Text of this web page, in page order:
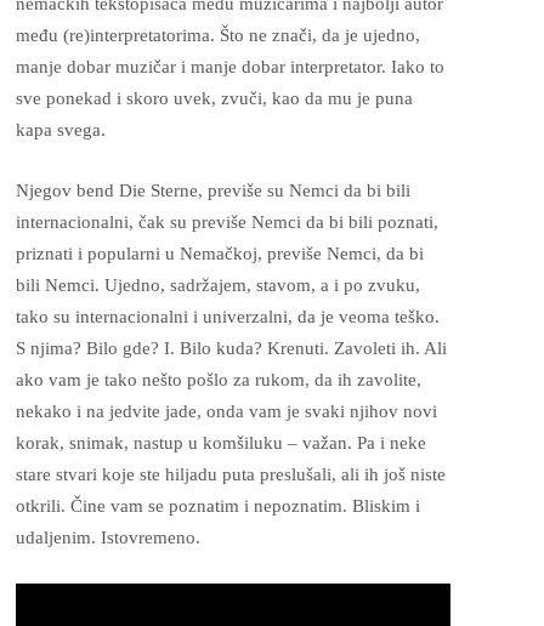
među (re)interpretatorima. Što ne znači, da je ujedno,
manje dobar muzičar i manje dobar interpretator. Iako to
sve ponekad i skoro uvek, zvuči, kao da mu je puna
kapa svega.
Njegov bend Die Sterne, previše su Nemci da bi bili
internacionalni, čak su previše Nemci da bi bili poznati,
priznati i popularni u Nemačkoj, previše Nemci, da bi
bili Nemci. Ujedno, sadržajem, stavom, a i po zvuku,
tako su internacionalni i univerzalni, da je veoma teško.
S njima? Bilo gde? I. Bilo kuda? Krenuti. Zavoleti ih. Ali
ako vam je tako nešto pošlo za rukom, da ih zavolite,
nekako i na jedvite jade, onda vam je svaki njihov novi
korak, snimak, nastup u komšiluku – važan. Pa i neke
stare stvari koje ste hiljadu puta preslušali, ali ih još niste
otkrili. Čine vam se poznatim i nepoznatim. Bliskim i
udaljenim. Istovremeno.